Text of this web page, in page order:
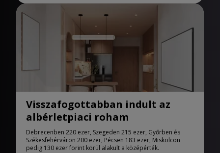
Visszafogottabban indult az
albérletpiaci roham
Debrecenben 220 ezer, Szegeden 215 ezer, Győrben és
Székesfehérváron 200 ezer, Pécsen 183 ezer, Miskolcon
pedig 130 ezer forint körül alakult a középérték.